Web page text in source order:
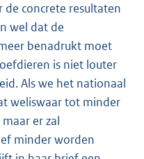
de concrete resultaten
wel dat de
benadrukt moet
is niet louter
Als we het nationaal
weliswaar tot minder
er zal
minder worden